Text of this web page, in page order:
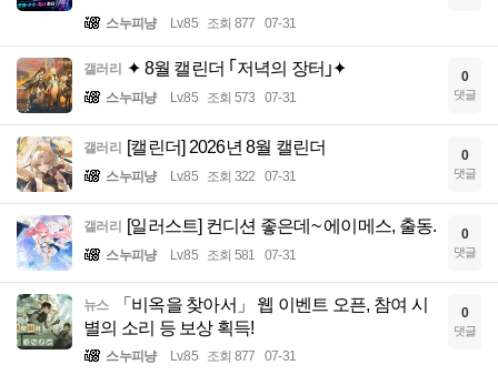
스누피냥 Lv.85 조회 877 07-31
갤러리 ✦ 8월 캘린더 ｢저녁의 장터｣✦
스누피냥 Lv.85 조회 573 07-31
0
댓글
갤러리 [캘린더] 2026년 8월 캘린더
스누피냥 Lv.85 조회 322 07-31
0
댓글
갤러리 [일러스트] 컨디션 좋은데~ 에이메스, 출동.
스누피냥 Lv.85 조회 581 07-31
0
댓글
뉴스
「비옥을 찾아서」 웹 이벤트 오픈, 참여 시
별의 소리 등 보상 획득!
스누피냥 Lv.85 조회 877 07-31
0
댓글